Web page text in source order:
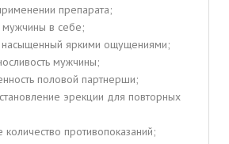
препарата;
мужчины в себе;
насыщенный яркими ощущениями;
мужчины;
половой партнерши;
эрекции для повторных
противопоказаний;